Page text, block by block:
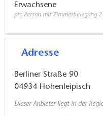
Erwachsene
pro Person mit Zimmerbelegung
Adresse
Berliner Straße 90
04934 Hohenleipisch
Dieser Anbieter liegt in der